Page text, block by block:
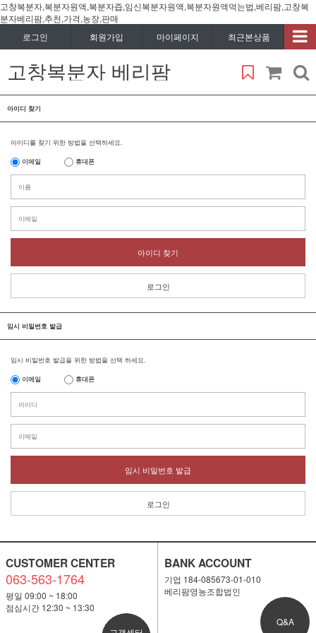
고창복분자,복분자원액,복분자즙,임신복분자원액,복분자원액먹는법,베리팜,고창복
분자베리팜,추천,가격,농장,판매
로그인
회원가입 마이페이지 최근본상품
고창복분자 베리팜
아이디 찾기
아이디를 찾기 위한 방법을 선택하세요.
이메일 휴대폰
아이디 찾기
로그인
임시 비밀번호 발급
임시 비밀번호 발급을 위한 방법을 선택 하세요.
이메일 휴대폰
임시 비밀번호 발급
로그인
CUSTOMER CENTER
063-563-1764
평일 09:00 ~ 18:00
점심시간 12:30 ~ 13:30
BANK ACCOUNT
기업 184-085673-01-010
베리팜영농조합법인
Q&A